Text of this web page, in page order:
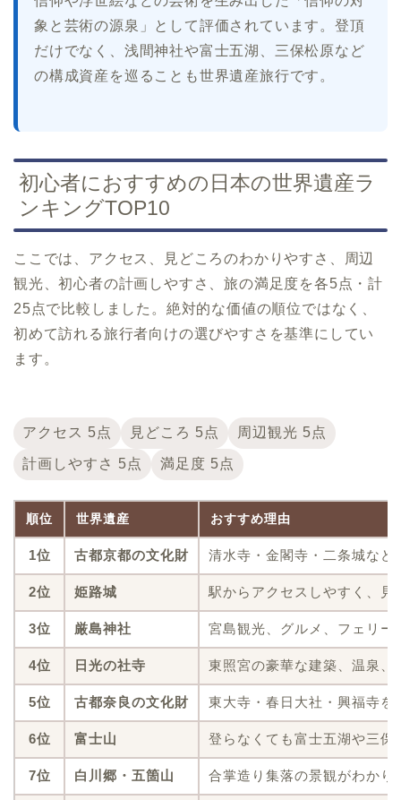
象と芸術の源泉」として評価されています。登頂
だけでなく、浅間神社や富士五湖、三保松原など
の構成資産を巡ることも世界遺産旅行です。
初心者におすすめの日本の世界遺産ラ
ンキングTOP10
ここでは、アクセス、見どころのわかりやすさ、周辺
観光、初心者の計画しやすさ、旅の満足度を各5点・計
25点で比較しました。絶対的な価値の順位ではなく、
初めて訪れる旅行者向けの選びやすさを基準にしてい
ます。
アクセス 5点 見どころ 5点 周辺観光 5点
計画しやすさ 5点 満足度 5点
順位 世界遺産 おすすめ理由
1位 古都京都の文化財 清水寺・金閣寺・二条城な
2位 姫路城 駅からアクセスしやすく、
3位 厳島神社 宮島観光、グルメ、フェリー
4位 日光の社寺 東照宮の豪華な建築、温泉、
5位 古都奈良の文化財 東大寺・春日大社・興福寺を
6位 富士山 登らなくても富士五湖や三保
7位 白川郷・五箇山 合掌造り集落の景観がわか